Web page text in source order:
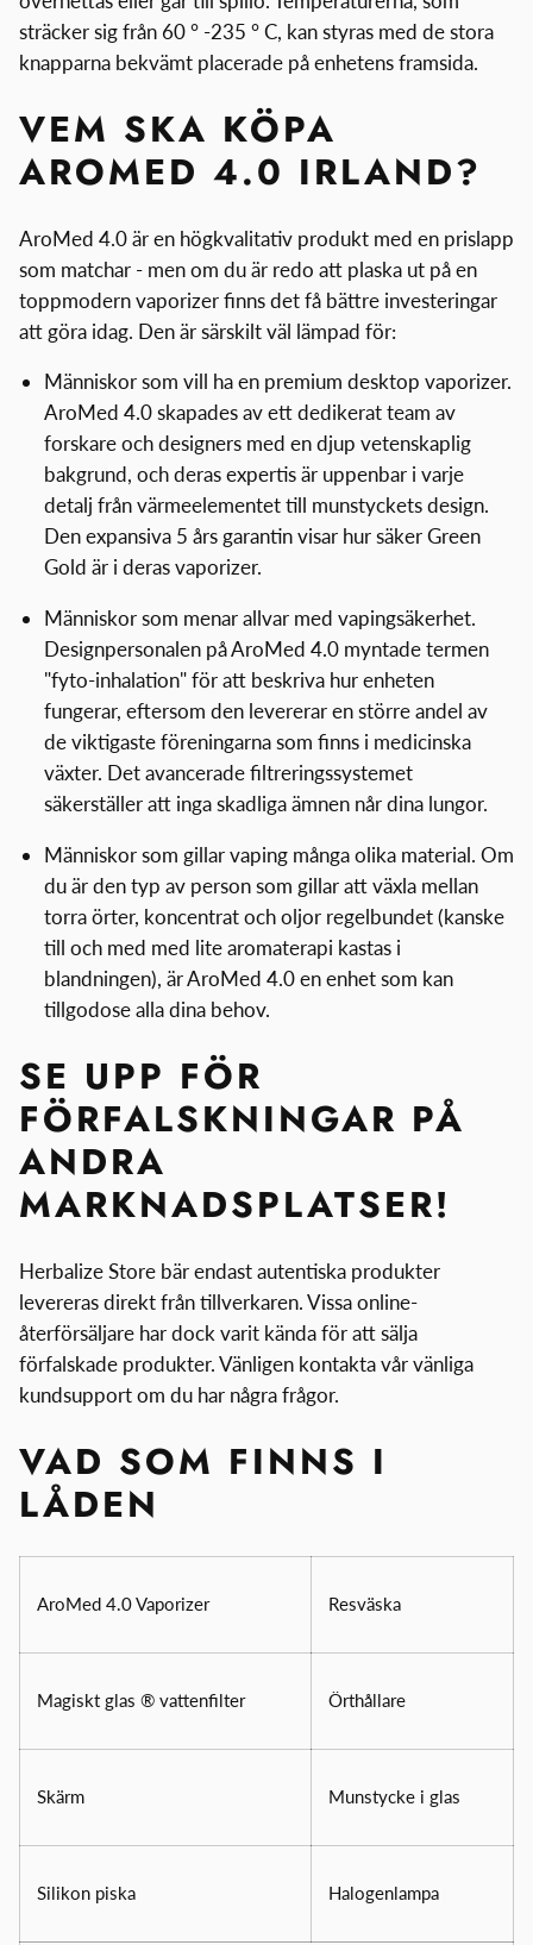
sträcker sig från 60 ° -235 ° C, kan styras med de stora
knapparna bekvämt placerade på enhetens framsida.
VEM SKA KÖPA
AROMED 4.0 IRLAND?
AroMed 4.0 är en högkvalitativ produkt med en prislapp
som matchar - men om du är redo att plaska ut på en
toppmodern vaporizer finns det få bättre investeringar
att göra idag. Den är särskilt väl lämpad för:
Människor som vill ha en premium desktop vaporizer.
AroMed 4.0 skapades av ett dedikerat team av
forskare och designers med en djup vetenskaplig
bakgrund, och deras expertis är uppenbar i varje
detalj från värmeelementet till munstyckets design.
Den expansiva 5 års garantin visar hur säker Green
Gold är i deras vaporizer.
Människor som menar allvar med vapingsäkerhet.
Designpersonalen på AroMed 4.0 myntade termen
"fyto-inhalation" för att beskriva hur enheten
fungerar, eftersom den levererar en större andel av
de viktigaste föreningarna som finns i medicinska
växter. Det avancerade filtreringssystemet
säkerställer att inga skadliga ämnen når dina lungor.
Människor som gillar vaping många olika material. Om
du är den typ av person som gillar att växla mellan
torra örter, koncentrat och oljor regelbundet (kanske
till och med med lite aromaterapi kastas i
blandningen), är AroMed 4.0 en enhet som kan
tillgodose alla dina behov.
SE UPP FÖR
FÖRFALSKNINGAR PÅ
ANDRA
MARKNADSPLATSER!
Herbalize Store bär endast autentiska produkter
levereras direkt från tillverkaren. Vissa online-
återförsäljare har dock varit kända för att sälja
förfalskade produkter. Vänligen kontakta vår vänliga
kundsupport om du har några frågor.
VAD SOM FINNS I
LÅDEN
AroMed 4.0 Vaporizer Resväska
Magiskt glas ® vattenfilter Örthållare
Skärm Munstycke i glas
Silikon piska Halogenlampa